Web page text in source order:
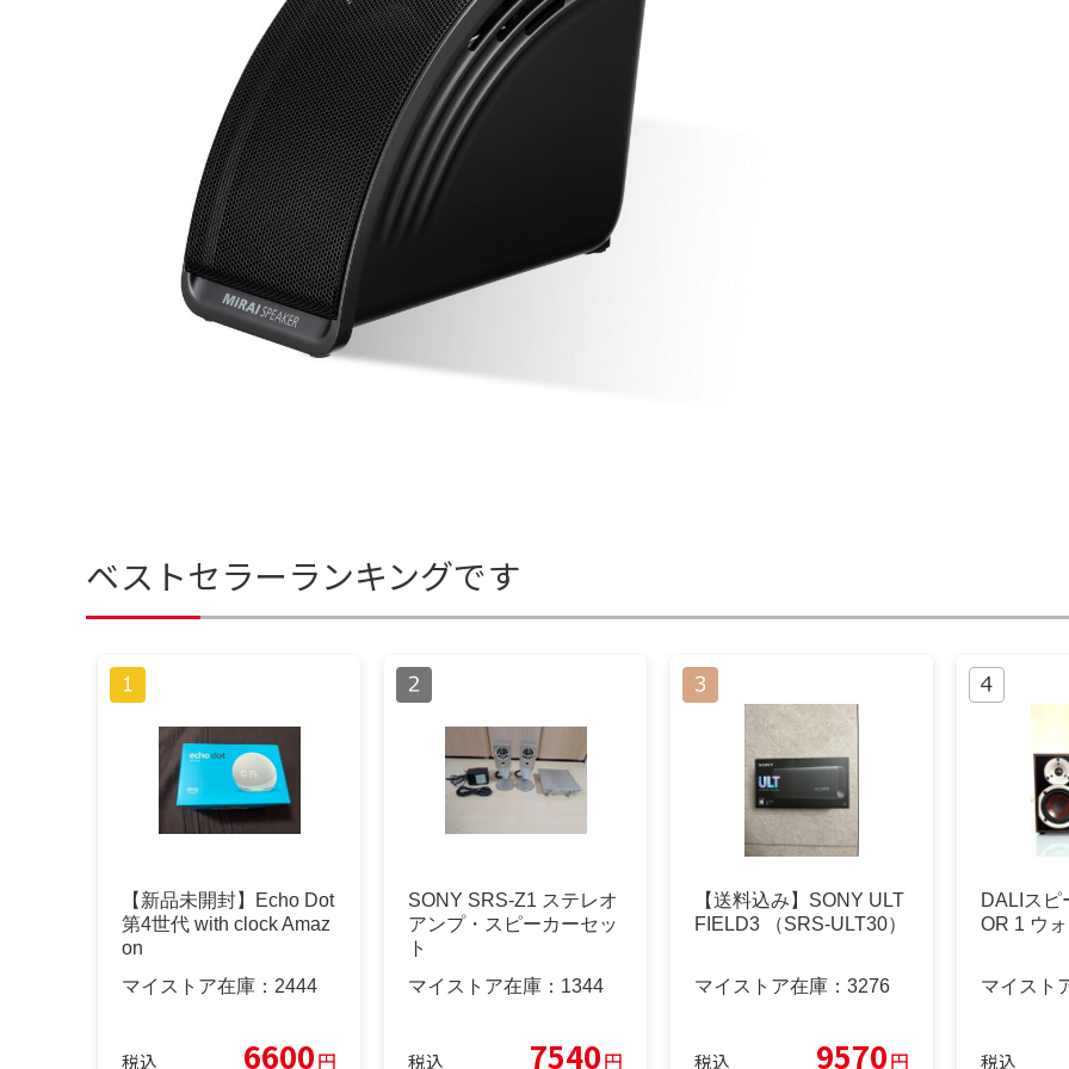
ベストセラーランキングです
【新品未開封】Echo Dot
第4世代 with clock Amaz
on
マイストア在庫： 2444
税込 6600円
SONY SRS-Z1 ステレオ
アンプ・スピーカーセッ
ト
マイストア在庫： 1344
税込 7540円
【送料込み】SONY ULT
FIELD3 （SRS-ULT30）
マイストア在庫： 3276
税込 9570円
DALIスピ
OR 1 ウ
マイスト
税込